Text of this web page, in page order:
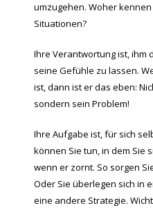
umzugehen. Woher kennen
Situationen?
Ihre Verantwortung ist, ihm
seine Gefühle zu lassen.
ist, dann ist er das eben:
sondern sein Problem!
Ihre Aufgabe ist, für sich
können Sie tun, in dem Sie
wenn er zornt. So sorgen
Oder Sie überlegen sich in
eine andere Strategie.